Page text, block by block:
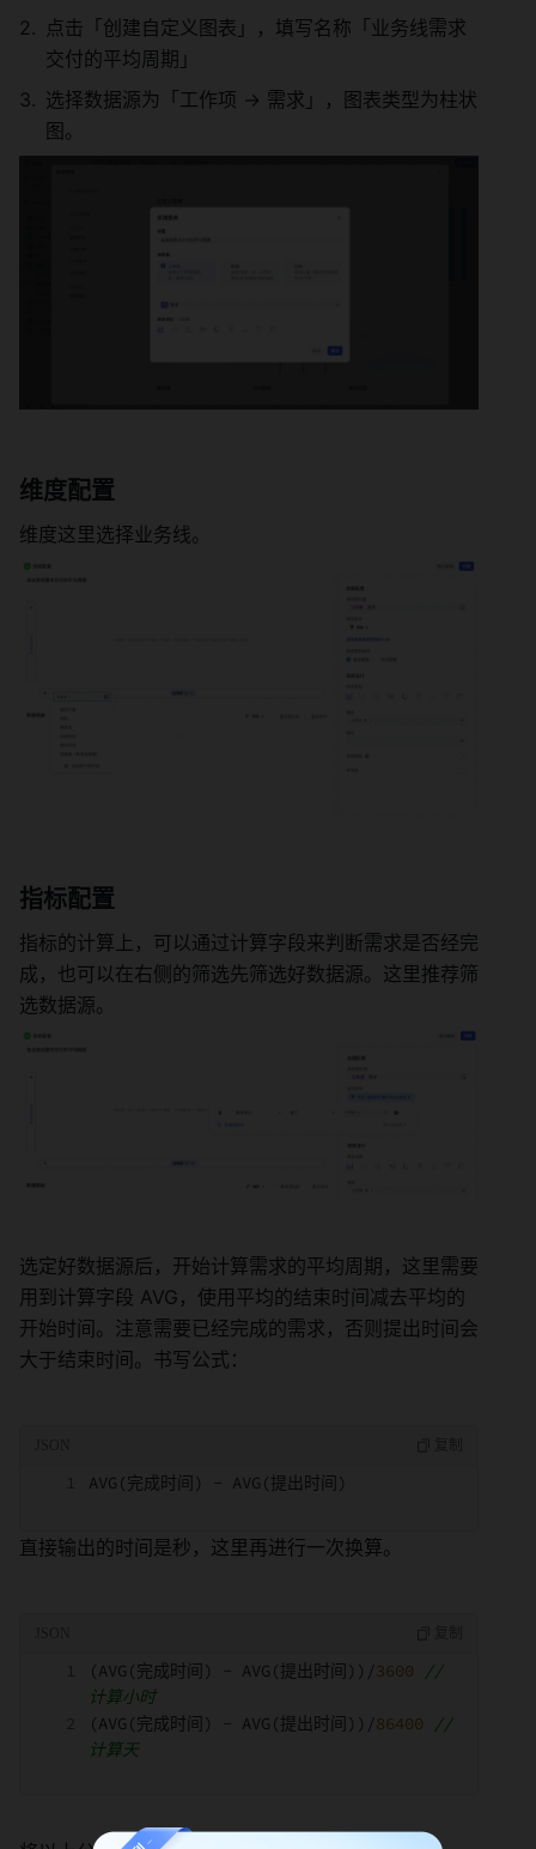
点击「创建自定义图表」，填写名称「业务线需求
交付的平均周期」
选择数据源为「工作项 → 需求」，图表类型为柱状
图。
维度配置
维度这里选择业务线。
指标配置
指标的计算上，可以通过计算字段来判断需求是否经完
成，也可以在右侧的筛选先筛选好数据源。这里推荐筛
选数据源。
选定好数据源后，开始计算需求的平均周期，这里需要
用到计算字段 AVG，使用平均的结束时间减去平均的
开始时间。注意需要已经完成的需求，否则提出时间会
大于结束时间。书写公式：
AVG(完成时间) - AVG(提出时间)
直接输出的时间是秒，这里再进行一次换算。
(AVG(完成时间) - AVG(提出时间))/3600
//
计算小时
(AVG(完成时间) - AVG(提出时间))/86400
//
计算天